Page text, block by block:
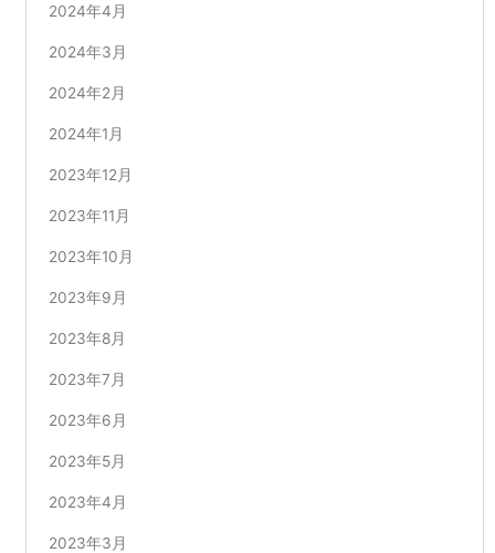
2024年4月
2024年3月
2024年2月
2024年1月
2023年12月
2023年11月
2023年10月
2023年9月
2023年8月
2023年7月
2023年6月
2023年5月
2023年4月
2023年3月